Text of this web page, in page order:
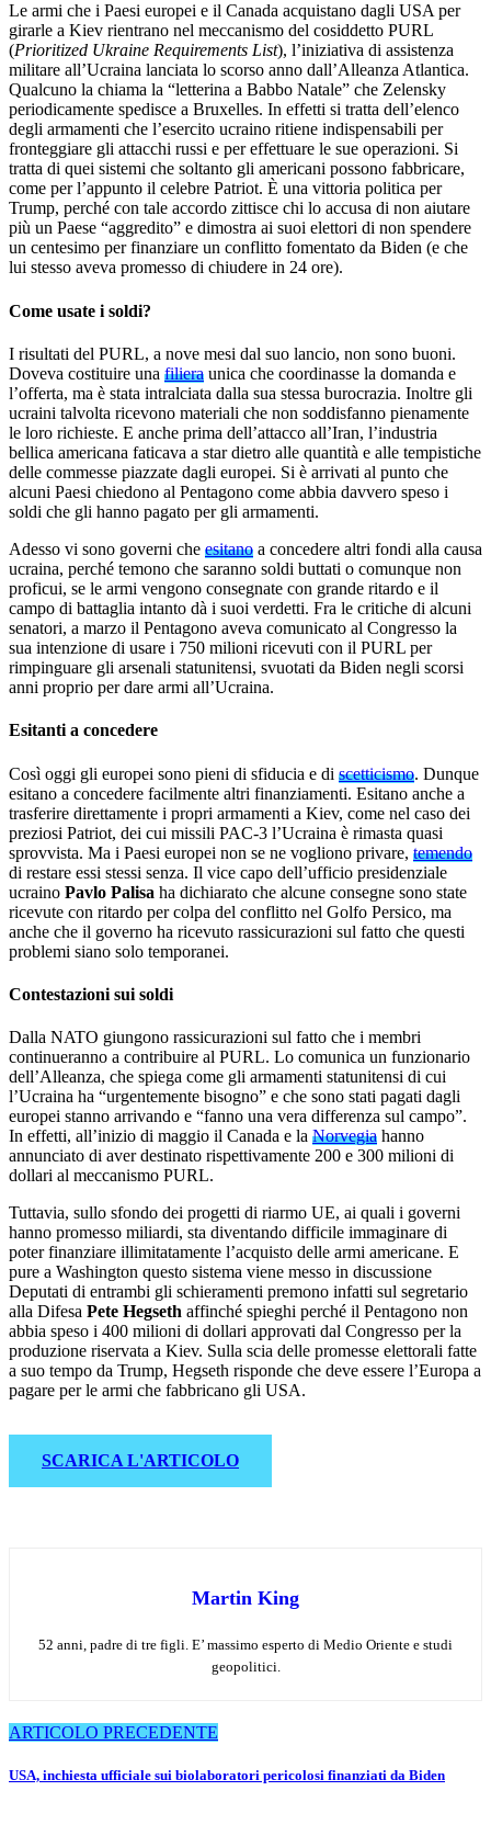
Le armi che i Paesi europei e il Canada acquistano dagli USA per
girarle a Kiev rientrano nel meccanismo del cosiddetto PURL
(Prioritized Ukraine Requirements List), l’iniziativa di assistenza
militare all’Ucraina lanciata lo scorso anno dall’Alleanza Atlantica.
Qualcuno la chiama la “letterina a Babbo Natale” che Zelensky
periodicamente spedisce a Bruxelles. In effetti si tratta dell’elenco
degli armamenti che l’esercito ucraino ritiene indispensabili per
fronteggiare gli attacchi russi e per effettuare le sue operazioni. Si
tratta di quei sistemi che soltanto gli americani possono fabbricare,
come per l’appunto il celebre Patriot. È una vittoria politica per
Trump, perché con tale accordo zittisce chi lo accusa di non aiutare
più un Paese “aggredito” e dimostra ai suoi elettori di non spendere
un centesimo per finanziare un conflitto fomentato da Biden (e che
lui stesso aveva promesso di chiudere in 24 ore).
Come usate i soldi?
I risultati del PURL, a nove mesi dal suo lancio, non sono buoni.
Doveva costituire una filiera unica che coordinasse la domanda e
l’offerta, ma è stata intralciata dalla sua stessa burocrazia. Inoltre gli
ucraini talvolta ricevono materiali che non soddisfanno pienamente
le loro richieste. E anche prima dell’attacco all’Iran, l’industria
bellica americana faticava a star dietro alle quantità e alle tempistiche
delle commesse piazzate dagli europei. Si è arrivati al punto che
alcuni Paesi chiedono al Pentagono come abbia davvero speso i
soldi che gli hanno pagato per gli armamenti.
Adesso vi sono governi che esitano a concedere altri fondi alla causa
ucraina, perché temono che saranno soldi buttati o comunque non
proficui, se le armi vengono consegnate con grande ritardo e il
campo di battaglia intanto dà i suoi verdetti. Fra le critiche di alcuni
senatori, a marzo il Pentagono aveva comunicato al Congresso la
sua intenzione di usare i 750 milioni ricevuti con il PURL per
rimpinguare gli arsenali statunitensi, svuotati da Biden negli scorsi
anni proprio per dare armi all’Ucraina.
Esitanti a concedere
Così oggi gli europei sono pieni di sfiducia e di scetticismo. Dunque
esitano a concedere facilmente altri finanziamenti. Esitano anche a
trasferire direttamente i propri armamenti a Kiev, come nel caso dei
preziosi Patriot, dei cui missili PAC-3 l’Ucraina è rimasta quasi
sprovvista. Ma i Paesi europei non se ne vogliono privare, temendo
di restare essi stessi senza. Il vice capo dell’ufficio presidenziale
ucraino Pavlo Palisa ha dichiarato che alcune consegne sono state
ricevute con ritardo per colpa del conflitto nel Golfo Persico, ma
anche che il governo ha ricevuto rassicurazioni sul fatto che questi
problemi siano solo temporanei.
Contestazioni sui soldi
Dalla NATO giungono rassicurazioni sul fatto che i membri
continueranno a contribuire al PURL. Lo comunica un funzionario
dell’Alleanza, che spiega come gli armamenti statunitensi di cui
l’Ucraina ha “urgentemente bisogno” e che sono stati pagati dagli
europei stanno arrivando e “fanno una vera differenza sul campo”.
In effetti, all’inizio di maggio il Canada e la Norvegia hanno
annunciato di aver destinato rispettivamente 200 e 300 milioni di
dollari al meccanismo PURL.
Tuttavia, sullo sfondo dei progetti di riarmo UE, ai quali i governi
hanno promesso miliardi, sta diventando difficile immaginare di
poter finanziare illimitatamente l’acquisto delle armi americane. E
pure a Washington questo sistema viene messo in discussione
Deputati di entrambi gli schieramenti premono infatti sul segretario
alla Difesa Pete Hegseth affinché spieghi perché il Pentagono non
abbia speso i 400 milioni di dollari approvati dal Congresso per la
produzione riservata a Kiev. Sulla scia delle promesse elettorali fatte
a suo tempo da Trump, Hegseth risponde che deve essere l’Europa a
pagare per le armi che fabbricano gli USA.
SCARICA L'ARTICOLO
Martin King
52 anni, padre di tre figli. E’ massimo esperto di Medio Oriente e studi
geopolitici.
Navigazione
articoli
ARTICOLO PRECEDENTE
USA, inchiesta ufficiale sui biolaboratori pericolosi finanziati da Biden